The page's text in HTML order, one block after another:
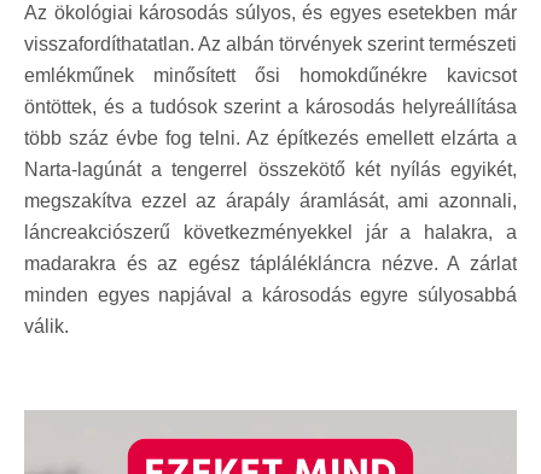
Az ökológiai károsodás súlyos, és egyes esetekben már
visszafordíthatatlan. Az albán törvények szerint természeti
emlékműnek minősített ősi homokdűnékre kavicsot
öntöttek, és a tudósok szerint a károsodás helyreállítása
több száz évbe fog telni. Az építkezés emellett elzárta a
Narta-lagúnát a tengerrel összekötő két nyílás egyikét,
megszakítva ezzel az árapály áramlását, ami azonnali,
láncreakciószerű következményekkel jár a halakra, a
madarakra és az egész táplálékláncra nézve. A zárlat
minden egyes napjával a károsodás egyre súlyosabbá
válik.